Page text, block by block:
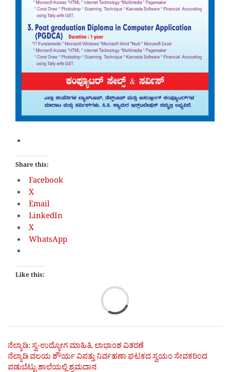
Share this:
Facebook
X
Email
LinkedIn
X
WhatsApp
Like this:
Post
navigation
ನೆಲ್ಯಾಡಿ: ಸ್ವ-ಉದ್ಯೋಗ ಮಾಹಿತಿ, ಲಾಭಾಂಶ ವಿತರಣೆ
ನೆಲ್ಯಾಡಿ ವಲಯ ಶೌರ್ಯ ವಿಪತ್ತು ನಿರ್ವಹಣಾ ಘಟಕದ ಸ್ವಯಂ ಸೇವಕರಿಂದ
ಪಡುಬೆಟ್ಟು ಶಾಲೆಯಲ್ಲಿ ಶ್ರಮದಾನ